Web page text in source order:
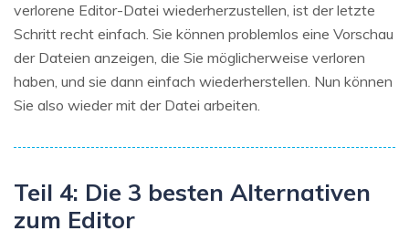
verlorene Editor-Datei wiederherzustellen, ist der letzte
Schritt recht einfach. Sie können problemlos eine Vorschau
der Dateien anzeigen, die Sie möglicherweise verloren
haben, und sie dann einfach wiederherstellen. Nun können
Sie also wieder mit der Datei arbeiten.
Teil 4: Die 3 besten Alternativen
zum Editor